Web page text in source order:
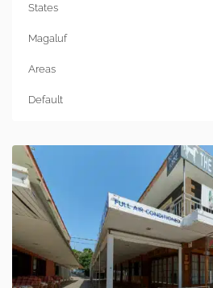
States
Magaluf
Areas
Default